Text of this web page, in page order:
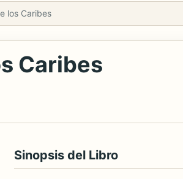
los Caribes
Caribes
Sinopsis del Libro